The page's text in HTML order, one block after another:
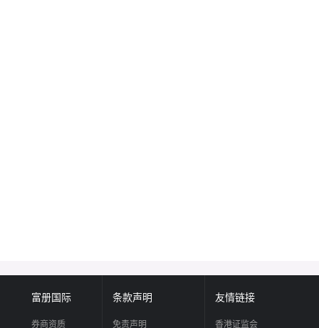
富册国际
券商资质
条款声明
免责声明
友情链接
香港证监会